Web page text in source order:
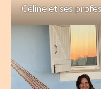
Céline et ses